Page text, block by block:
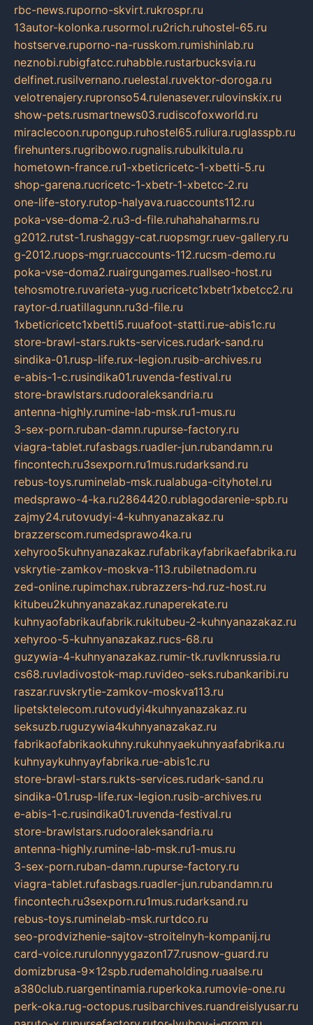
rbc-news.ruporno-skvirt.rukrospr.ru
13autor-kolonka.rusormol.ru2rich.ruhostel-65.ru
hostserve.ruporno-na-russkom.rumishinlab.ru
neznobi.rubigfatcc.ruhabble.rustarbucksvia.ru
delfinet.rusilvernano.ruelestal.ruvektor-doroga.ru
velotrenajery.rupronso54.rulenasever.rulovinskix.ru
show-pets.rusmartnews03.rudiscofoxworld.ru
miraclecoon.rupongup.ruhostel65.ruliura.ruglasspb.ru
firehunters.rugribowo.rugnalis.rubulkitula.ru
hometown-france.ru1-xbeticricetc-1-xbetti-5.ru
shop-garena.rucricetc-1-xbetr-1-xbetcc-2.ru
one-life-story.rutop-halyava.ruaccounts112.ru
poka-vse-doma-2.ru3-d-file.ruhahahaharms.ru
g2012.rutst-1.rushaggy-cat.ruopsmgr.ruev-gallery.ru
g-2012.ruops-mgr.ruaccounts-112.rucsm-demo.ru
poka-vse-doma2.ruairgungames.ruallseo-host.ru
tehosmotre.ruvarieta-yug.rucricetc1xbetr1xbetcc2.ru
raytor-d.ruatillagunn.ru3d-file.ru
1xbeticricetc1xbetti5.ruuafoot-statti.rue-abis1c.ru
store-brawl-stars.rukts-services.rudark-sand.ru
sindika-01.rusp-life.rux-legion.rusib-archives.ru
e-abis-1-c.rusindika01.ruvenda-festival.ru
store-brawlstars.rudooraleksandria.ru
antenna-highly.rumine-lab-msk.ru1-mus.ru
3-sex-porn.ruban-damn.rupurse-factory.ru
viagra-tablet.rufasbags.ruadler-jun.rubandamn.ru
fincontech.ru3sexporn.ru1mus.rudarksand.ru
rebus-toys.ruminelab-msk.rualabuga-cityhotel.ru
medsprawo-4-ka.ru2864420.rublagodarenie-spb.ru
zajmy24.rutovudyi-4-kuhnyanazakaz.ru
brazzerscom.rumedsprawo4ka.ru
xehyroo5kuhnyanazakaz.rufabrikayfabrikaefabrika.ru
vskrytie-zamkov-moskva-113.rubiletnadom.ru
zed-online.rupimchax.rubrazzers-hd.ruz-host.ru
kitubeu2kuhnyanazakaz.runaperekate.ru
kuhnyaofabrikaufabrik.rukitubeu-2-kuhnyanazakaz.ru
xehyroo-5-kuhnyanazakaz.rucs-68.ru
guzywia-4-kuhnyanazakaz.rumir-tk.ruvlknrussia.ru
cs68.ruvladivostok-map.ruvideo-seks.rubankaribi.ru
raszar.ruvskrytie-zamkov-moskva113.ru
lipetsktelecom.rutovudyi4kuhnyanazakaz.ru
seksuzb.ruguzywia4kuhnyanazakaz.ru
fabrikaofabrikaokuhny.rukuhnyaekuhnyaafabrika.ru
kuhnyaykuhnyayfabrika.rue-abis1c.ru
store-brawl-stars.rukts-services.rudark-sand.ru
sindika-01.rusp-life.rux-legion.rusib-archives.ru
e-abis-1-c.rusindika01.ruvenda-festival.ru
store-brawlstars.rudooraleksandria.ru
antenna-highly.rumine-lab-msk.ru1-mus.ru
3-sex-porn.ruban-damn.rupurse-factory.ru
viagra-tablet.rufasbags.ruadler-jun.rubandamn.ru
fincontech.ru3sexporn.ru1mus.rudarksand.ru
rebus-toys.ruminelab-msk.rurtdco.ru
seo-prodvizhenie-sajtov-stroitelnyh-kompanij.ru
card-voice.rurulonnyygazon177.rusnow-guard.ru
domizbrusa-9x12spb.rudemaholding.ruaalse.ru
a380club.ruargentinamia.ruperkoka.rumovie-one.ru
perk-oka.rug-octopus.rusibarchives.ruandreislyusar.ru